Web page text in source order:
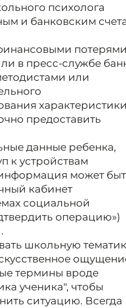
психолога
и банковским
в пресс-службе
или
предоставить
данные ребенка,
к устройствам
информация может
кабинет
социальной
операцию»)
школьную
термины вроде
ученика", чтобы
ситуацию. Всегда